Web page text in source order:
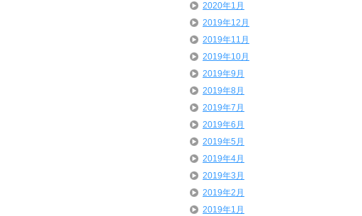
2020年1月
2019年12月
2019年11月
2019年10月
2019年9月
2019年8月
2019年7月
2019年6月
2019年5月
2019年4月
2019年3月
2019年2月
2019年1月